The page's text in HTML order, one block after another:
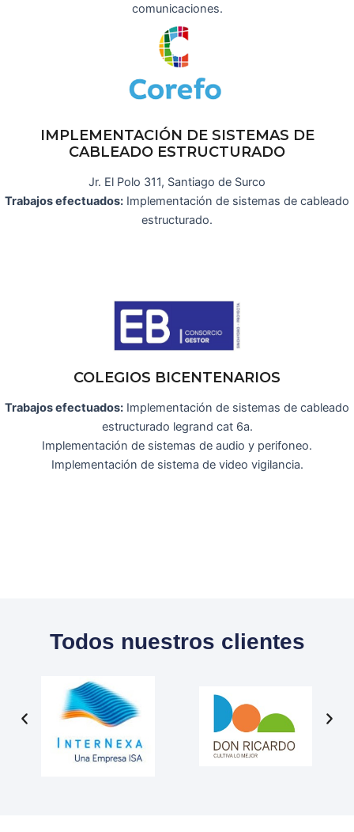
comunicaciones.
IMPLEMENTACIÓN DE SISTEMAS DE
CABLEADO ESTRUCTURADO
Jr. El Polo 311, Santiago de Surco
Trabajos efectuados: Implementación de sistemas de cableado
estructurado.
COLEGIOS BICENTENARIOS
Trabajos efectuados: Implementación de sistemas de cableado
estructurado legrand cat 6a.
Implementación de sistemas de audio y perifoneo.
Implementación de sistema de video vigilancia.
Todos nuestros clientes